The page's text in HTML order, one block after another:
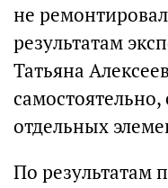
не
результатам
Татьяна
самостоятельно,
отдельных
По результатам